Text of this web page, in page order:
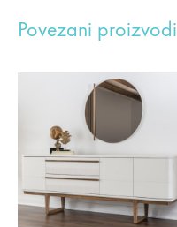
Povezani proizvodi